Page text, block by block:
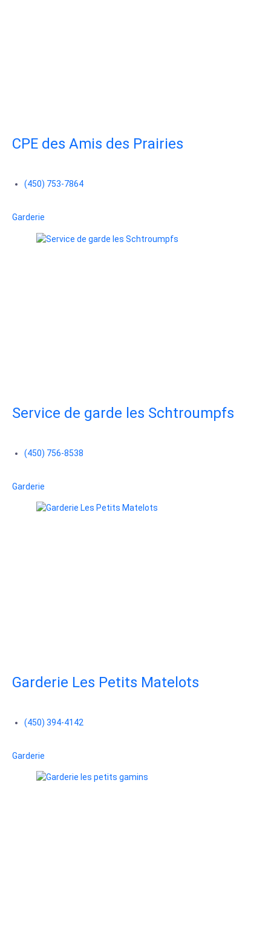
CPE des Amis des Prairies
(450) 753-7864
Garderie
Service de garde les Schtroumpfs
(450) 756-8538
Garderie
Garderie Les Petits Matelots
(450) 394-4142
Garderie